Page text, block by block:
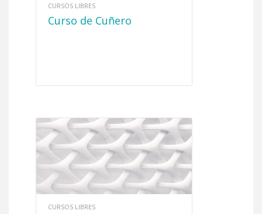
CURSOS LIBRES
Curso de Cuñero
CURSOS LIBRES